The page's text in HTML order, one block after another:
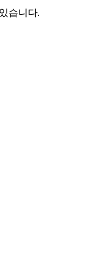
습니다.